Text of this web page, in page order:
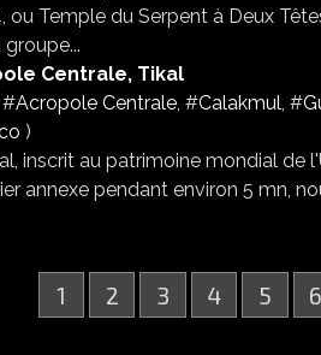
ou Temple du Serpent à Deux
Centrale, Tikal
#Acropole Centrale, #Calakmul, #
)
inscrit au patrimoine mondial de
annexe pendant environ 5 mn,
1 2 3 4 5